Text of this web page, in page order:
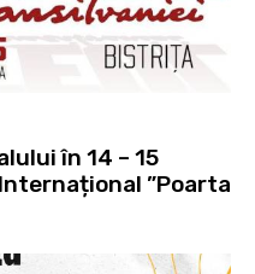
în 14 – 15
”Poarta